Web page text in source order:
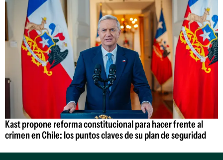
Kast propone reforma constitucional para hacer frente al
crimen en Chile: los puntos claves de su plan de seguridad